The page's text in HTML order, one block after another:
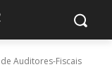
Auditores-Fiscais